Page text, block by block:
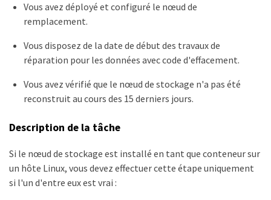
Vous avez déployé et configuré le nœud de
remplacement.
Vous disposez de la date de début des travaux de
réparation pour les données avec code d'effacement.
Vous avez vérifié que le nœud de stockage n'a pas été
reconstruit au cours des 15 derniers jours.
Description de la tâche
Si le nœud de stockage est installé en tant que conteneur sur
un hôte Linux, vous devez effectuer cette étape uniquement
si l'un d'entre eux est vrai :